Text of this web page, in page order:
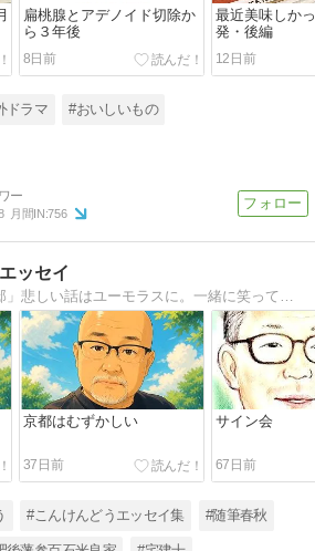
扁桃腺とアデノイド切除か
ら３年後
8日前
最近美味しか
発・後編
12日前
ドラマ #おいしいもの
月間IN:756
ッセイ
京都はむずかしい
37日前
サイン会
67日前
#こんけんどうエッセイ集 #随筆春秋